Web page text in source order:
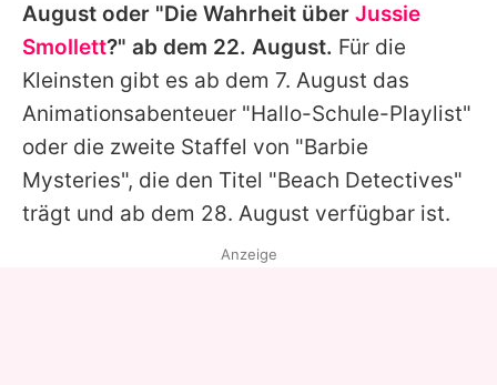
Utiq verwalten
August oder "Die Wahrheit über Jussie
Smollett?" ab dem 22. August. Für die
Kleinsten gibt es ab dem 7. August das
Animationsabenteuer "Hallo-Schule-Playlist"
oder die zweite Staffel von "Barbie
Mysteries", die den Titel "Beach Detectives"
trägt und ab dem 28. August verfügbar ist.
Anzeige